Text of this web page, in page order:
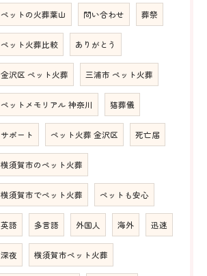
ペットの火葬葉山 問い合わせ 葬祭
ペット火葬比較 ありがとう
金沢区 ペット火葬 三浦市 ペット火葬
ペットメモリアル 神奈川 猫葬儀
サポート ペット火葬 金沢区 死亡届
横須賀市のペット火葬
横須賀市でペット火葬 ペットも安心
英語 多言語 外国人 海外 迅速
深夜 横須賀市ペット火葬